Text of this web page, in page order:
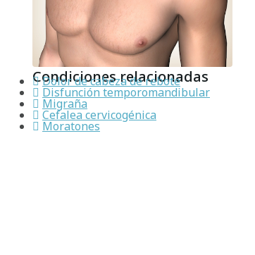
Condiciones relacionadas
Dolor de cabeza de rebote
Disfunción temporomandibular
Migraña
Cefalea cervicogénica
Moratones